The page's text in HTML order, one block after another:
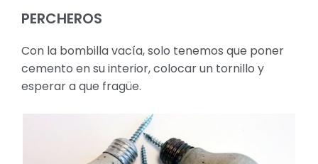
PERCHEROS
Con la bombilla vacía, solo tenemos que poner
cemento en su interior, colocar un tornillo y
esperar a que fragüe.